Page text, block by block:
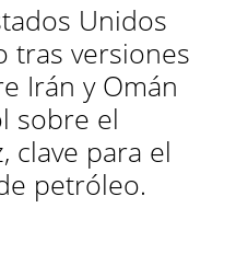
Unidos
tras versiones
Irán y Omán
sobre el
clave para el
petróleo.